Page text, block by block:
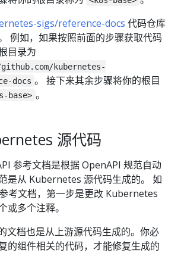
sigs/reference-docs 代码仓库
例如，如果按照前面的步骤获取代码
目录为
github.com/kubernetes-
docs 。 接下来其余步骤将你的根目
base> 。
源代码
参考文档是根据 OpenAPI 规范自动
是从 Kubernetes 源代码生成的。 如
考文档，第一步是更改 Kubernetes
或多个注释。
文档也是从上游源代码生成的。你必
的组件相关的代码，才能修复生成的